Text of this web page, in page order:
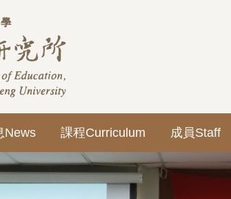
News 課程Curriculum 成員Staff